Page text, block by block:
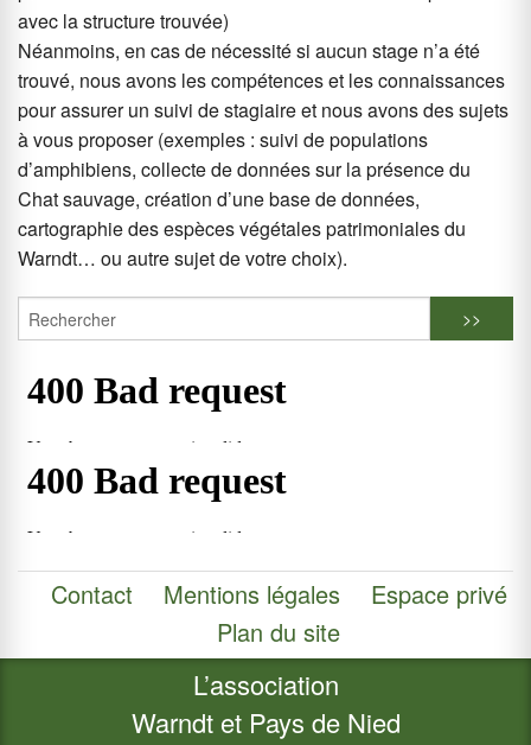
avec la structure trouvée)
Néanmoins, en cas de nécessité si aucun stage n’a été
trouvé, nous avons les compétences et les connaissances
pour assurer un suivi de stagiaire et nous avons des sujets
à vous proposer (exemples : suivi de populations
d’amphibiens, collecte de données sur la présence du
Chat sauvage, création d’une base de données,
cartographie des espèces végétales patrimoniales du
Warndt… ou autre sujet de votre choix).
Contact Mentions légales
Espace privé
Plan du site
L’association
Warndt et Pays de Nied